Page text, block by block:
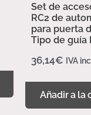
Set de
RC2 de
para puerta
Tipo de guía
36,14€ IVA
Añadir a la